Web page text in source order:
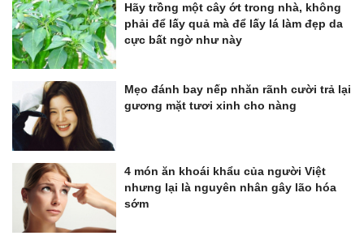
Hãy trồng một cây ớt trong nhà, không
phải để lấy quả mà để lấy lá làm đẹp da
cực bất ngờ như này
Mẹo đánh bay nếp nhăn rãnh cười trả lại
gương mặt tươi xinh cho nàng
4 món ăn khoái khẩu của người Việt
nhưng lại là nguyên nhân gây lão hóa
sớm